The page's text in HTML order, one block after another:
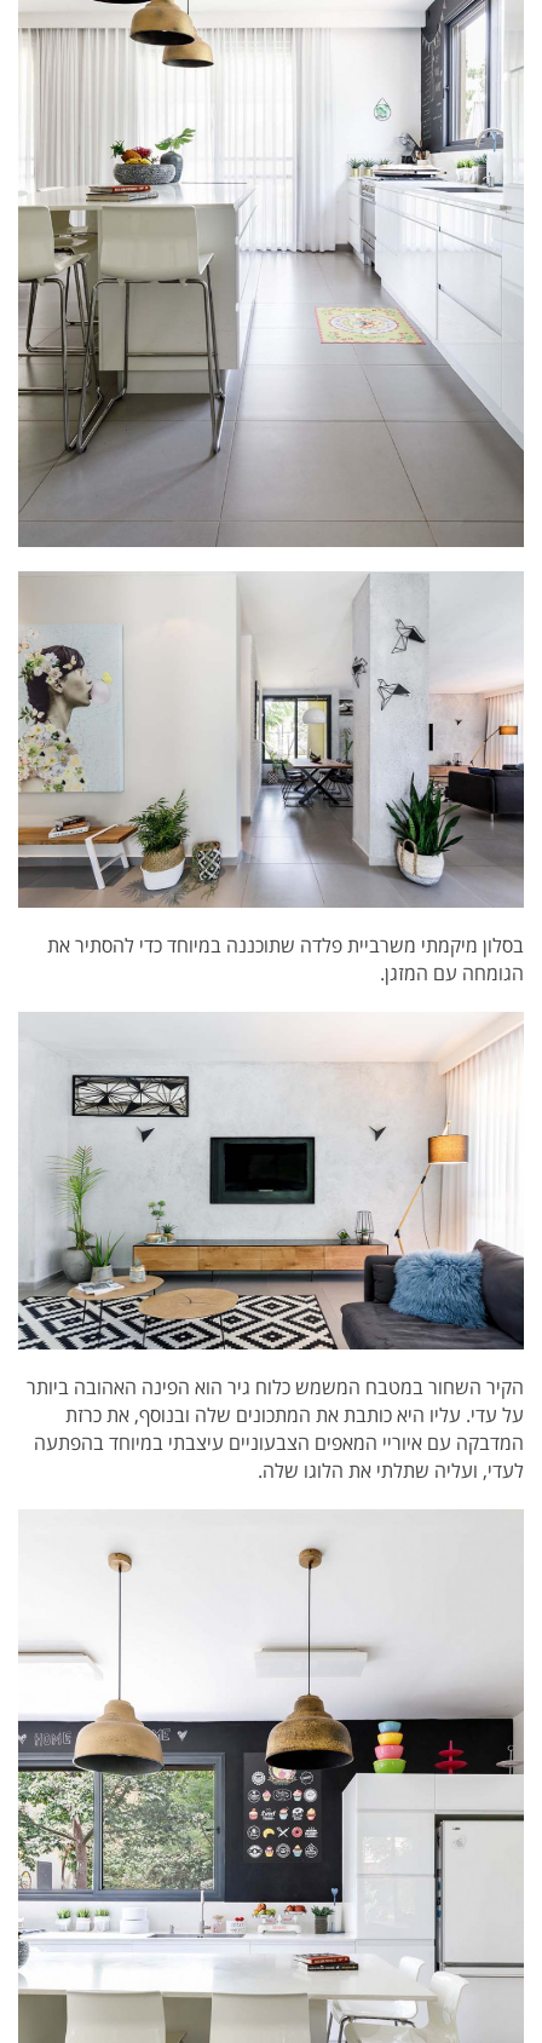
בסלון מיקמתי משרביית פלדה שתוכננה במיוחד כדי להסתיר את
הגומחה עם המזגן.
הקיר השחור במטבח המשמש כלוח גיר הוא הפינה האהובה ביותר
על עדי. עליו היא כותבת את המתכונים שלה ובנוסף, את כרזת
המדבקה עם איוריי המאפים הצבעוניים עיצבתי במיוחד בהפתעה
לעדי, ועליה שתלתי את הלוגו שלה.